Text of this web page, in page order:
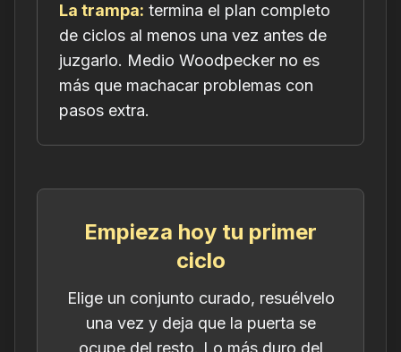
La trampa: termina el plan completo
de ciclos al menos una vez antes de
juzgarlo. Medio Woodpecker no es
más que machacar problemas con
pasos extra.
Empieza hoy tu primer
ciclo
Elige un conjunto curado, resuélvelo
una vez y deja que la puerta se